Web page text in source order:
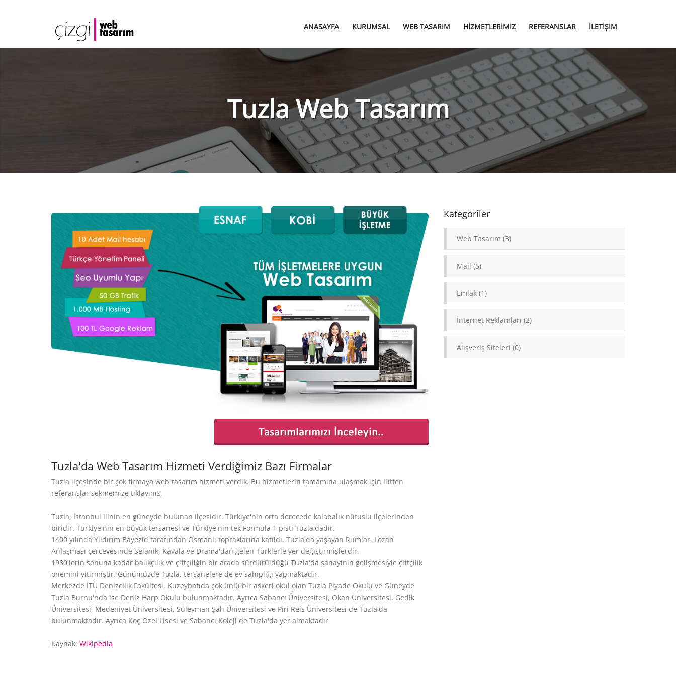
ANASAYFA KURUMSAL WEB TASARIM HIZMETLERIMIZ REFERANSLAR İLETIŞIM
Tuzla Web Tasarım
Tuzla'da Web Tasarım Hizmeti Verdiğimiz Bazı Firmalar
Tuzla ilçesinde bir çok firmaya web tasarım hizmeti verdik. Bu hizmetlerin tamamına ulaşmak için lütfen
referanslar sekmemize tıklayınız.
Tuzla, İstanbul ilinin en güneyde bulunan ilçesidir. Türkiye'nin orta derecede kalabalık nüfuslu ilçelerinden
biridir. Türkiye'nin en büyük tersanesi ve Türkiye'nin tek Formula 1 pisti Tuzla'dadır.
1400 yılında Yıldırım Bayezid tarafından Osmanlı topraklarına katıldı. Tuzla'da yaşayan Rumlar, Lozan
Anlaşması çerçevesinde Selanik, Kavala ve Drama'dan gelen Türklerle yer değiştirmişlerdir.
1980'lerin sonuna kadar balıkçılık ve çiftçiliğin bir arada sürdürüldüğü Tuzla'da sanayinin gelişmesiyle çiftçilik
önemini yitirmiştir. Günümüzde Tuzla, tersanelere de ev sahipliği yapmaktadır.
Merkezde İTÜ Denizcilik Fakültesi, Kuzeybatıda çok ünlü bir askeri okul olan Tuzla Piyade Okulu ve Güneyde
Tuzla Burnu'nda ise Deniz Harp Okulu bulunmaktadır. Ayrıca Sabancı Üniversitesi, Okan Üniversitesi, Gedik
Üniversitesi, Medeniyet Üniversitesi, Süleyman Şah Üniversitesi ve Piri Reis Üniversitesi de Tuzla'da
bulunmaktadır. Ayrıca Koç Özel Lisesi ve Sabancı Koleji de Tuzla'da yer almaktadır
Kaynak: Wikipedia
Kategoriler
Web Tasarım (3)
Mail (5)
Emlak (1)
İnternet Reklamları (2)
Alışveriş Siteleri (0)